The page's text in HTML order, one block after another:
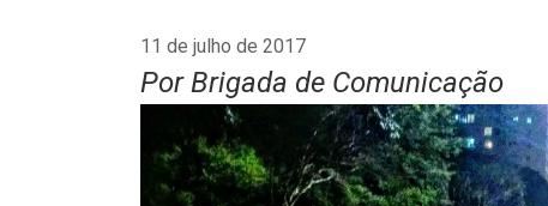
11 de julho de 2017
Por Brigada de Comunicação